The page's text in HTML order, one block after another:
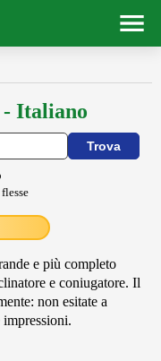
Italiano
e più completo
e coniugatore. Il
non esitate a